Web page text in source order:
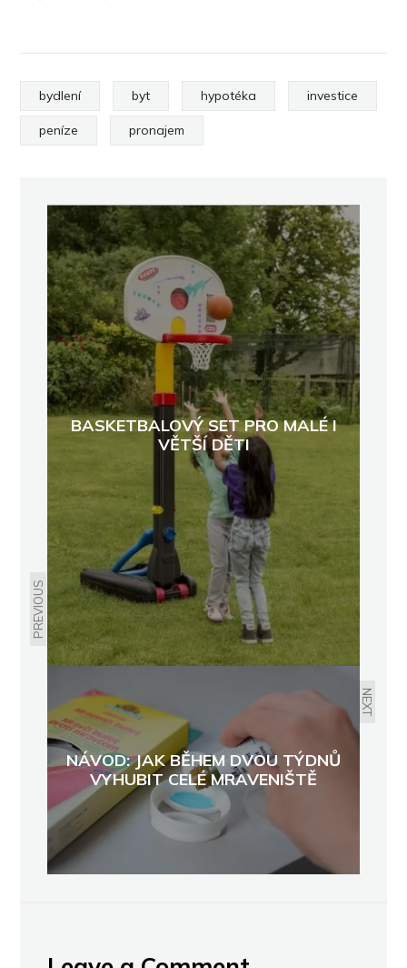
bydlení byt hypotéka investice
peníze pronajem
PREVIOUS
BASKETBALOVÝ SET PRO MALÉ I
VĚTŠÍ DĚTI
NEXT
NÁVOD: JAK BĚHEM DVOU TÝDNŮ
VYHUBIT CELÉ MRAVENIŠTĚ